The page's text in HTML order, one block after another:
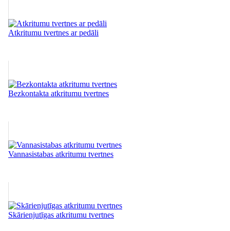
Atkritumu tvertnes ar pedāli
Bezkontakta atkritumu tvertnes
Vannasistabas atkritumu tvertnes
Skārienjutīgas atkritumu tvertnes